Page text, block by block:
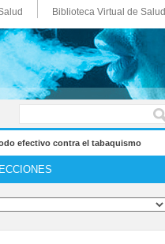
Biblioteca Virtual de Salud
efectivo contra el tabaquismo